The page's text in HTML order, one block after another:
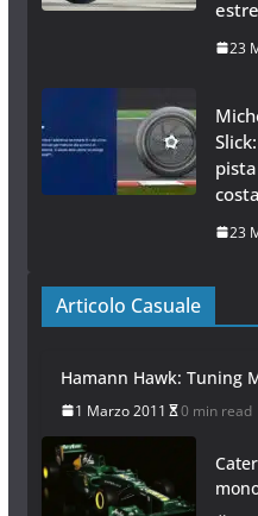
23
23
Articolo Casuale
Hamann Hawk: Tuning
1 Marzo 2011 0 min read